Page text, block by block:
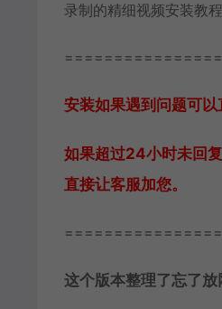
录制的精细视频安装教
安装如果遇到问题可
如果超过24小时未回
直接让客服加您。
这个版本整理了忘了放